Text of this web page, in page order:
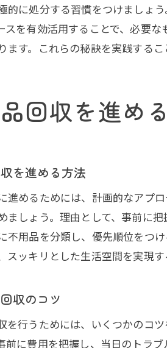
的に処分する習慣をつけましょ
スを有効活用することで、必要
ます。これらの秘訣を実践する
回収を進め
を進める方法
進めるためには、計画的なアプ
ましょう。理由として、事前に
不用品を分類し、優先順位をつ
スッキリとした生活空間を実現す
収のコツ
を行うためには、いくつかのコ
前に費用を把握し、当日のトラ